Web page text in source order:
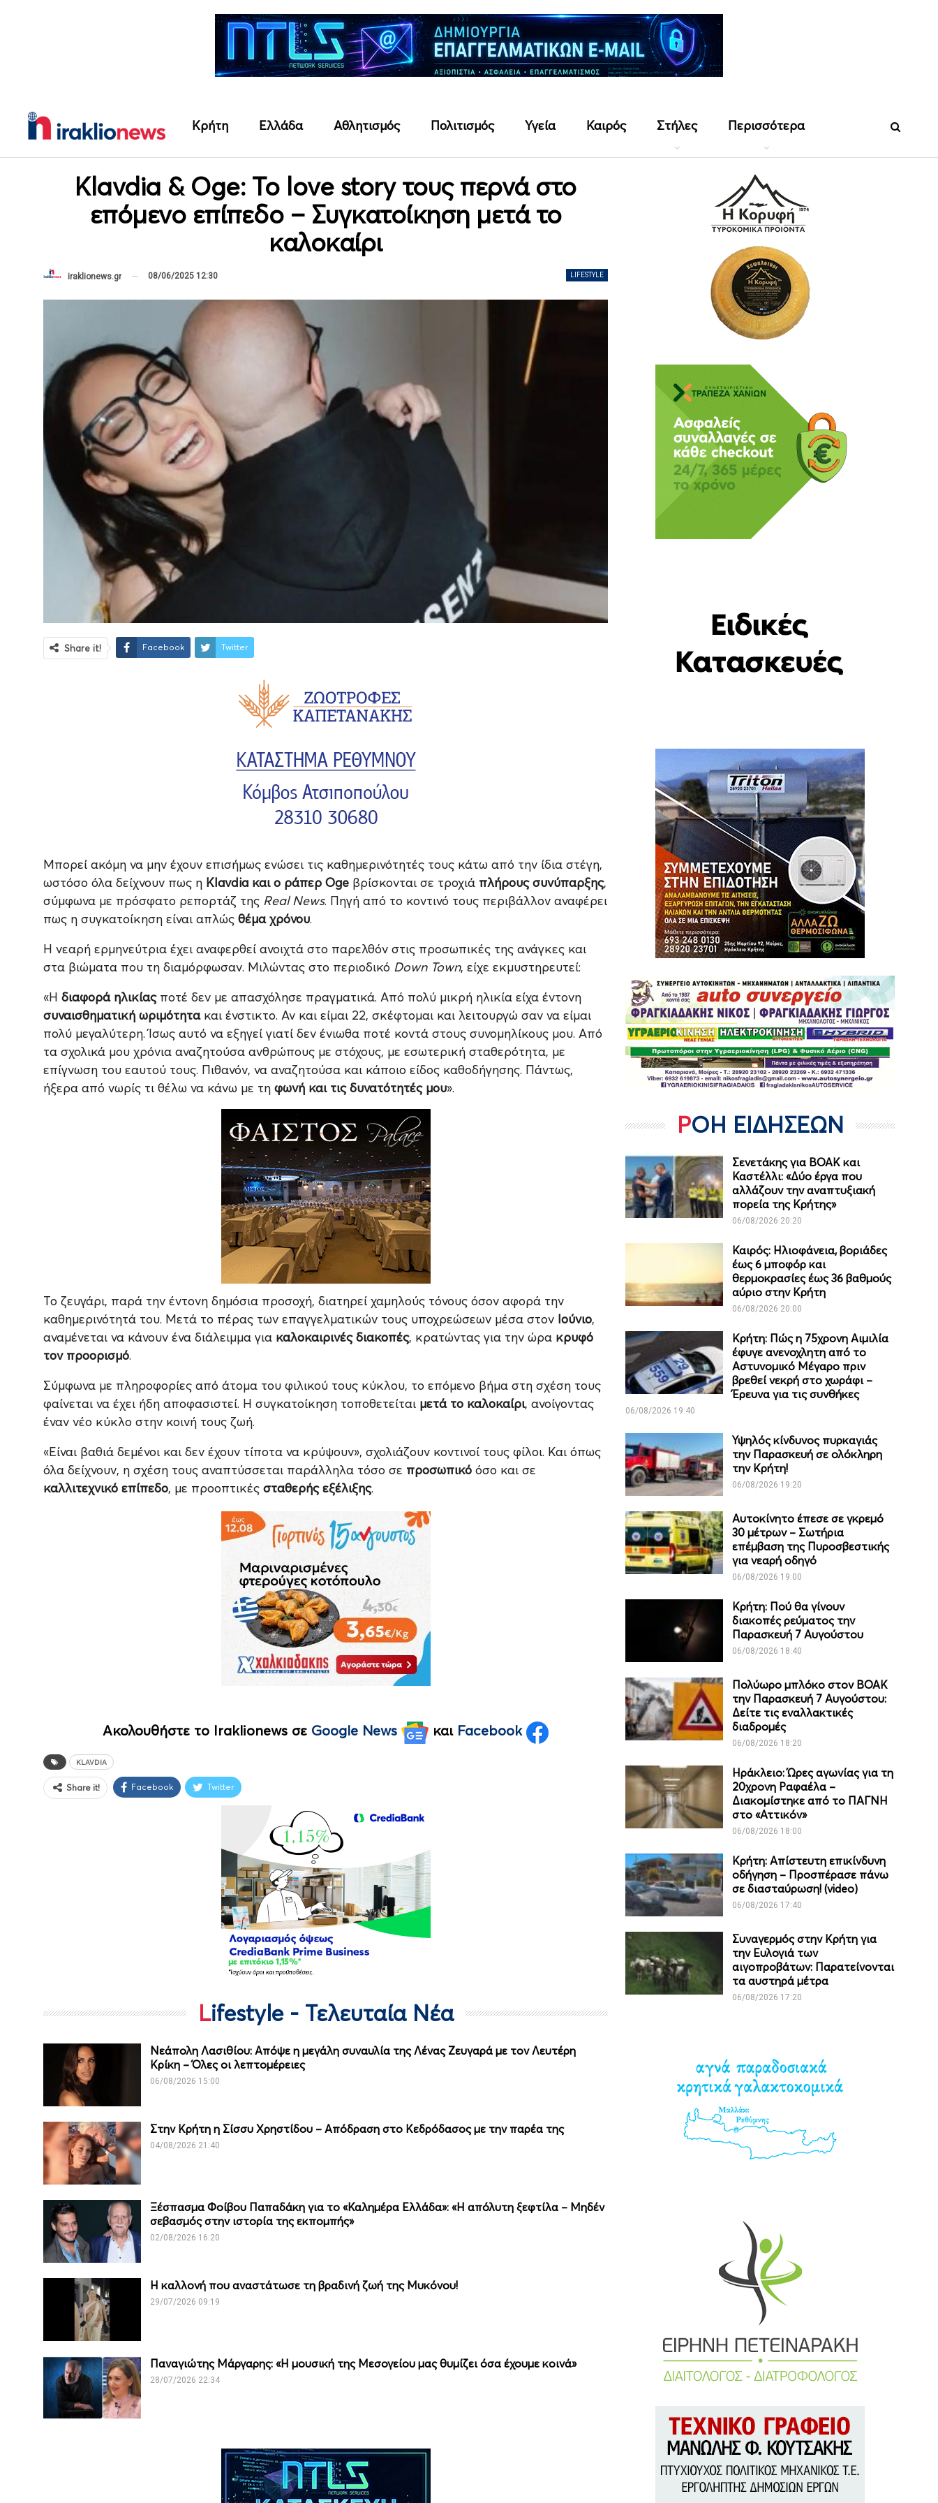
Κρήτη Ελλάδα Αθλητισμός Πολιτισμός Υγεία Καιρός Στήλες Περισσότερα
Klavdia & Oge: Το love story τους περνά στο
επόμενο επίπεδο – Συγκατοίκηση μετά το
καλοκαίρι
LIFESTYLE
iraklionews.gr 08/06/2025 12:30
Share it! Facebook Twitter
Μπορεί ακόμη να μην έχουν επισήμως ενώσει τις καθημερινότητές τους κάτω από την ίδια στέγη,
ωστόσο όλα δείχνουν πως η Klavdia και ο ράπερ Oge βρίσκονται σε τροχιά πλήρους συνύπαρξης,
σύμφωνα με πρόσφατο ρεπορτάζ της Real News. Πηγή από το κοντινό τους περιβάλλον αναφέρει
πως η συγκατοίκηση είναι απλώς θέμα χρόνου.
Η νεαρή ερμηνεύτρια έχει αναφερθεί ανοιχτά στο παρελθόν στις προσωπικές της ανάγκες και
στα βιώματα που τη διαμόρφωσαν. Μιλώντας στο περιοδικό Down Town, είχε εκμυστηρευτεί:
«Η διαφορά ηλικίαςποτέ δεν με απασχόλησε πραγματικά. Από πολύ μικρή ηλικία είχα έντονη
συναισθηματική ωριμότητακαι ένστικτο. Αν και είμαι 22, σκέφτομαι και λειτουργώ σαν να είμαι
πολύ μεγαλύτερη. Ίσως αυτό να εξηγεί γιατί δεν ένιωθα ποτέ κοντά στους συνομηλίκους μου. Από
τα σχολικά μου χρόνια αναζητούσα ανθρώπους με στόχους, με εσωτερική σταθερότητα, με
επίγνωση του εαυτού τους. Πιθανόν, να αναζητούσα και κάποιο είδος καθοδήγησης. Πάντως,
ήξερα από νωρίς τι θέλω να κάνω με τη φωνή και τις δυνατότητές μου».
Το ζευγάρι, παρά την έντονη δημόσια προσοχή, διατηρεί χαμηλούς τόνους όσον αφορά την
καθημερινότητά του. Μετά το πέρας των επαγγελματικών τους υποχρεώσεων μέσα στον Ιούνιο,
αναμένεται να κάνουν ένα διάλειμμα για καλοκαιρινές διακοπές, κρατώντας για την ώρα κρυφό
τον προορισμό.
Σύμφωνα με πληροφορίες από άτομα του φιλικού τους κύκλου, το επόμενο βήμα στη σχέση τους
φαίνεται να έχει ήδη αποφασιστεί. Η συγκατοίκηση τοποθετείται μετά το καλοκαίρι, ανοίγοντας
έναν νέο κύκλο στην κοινή τους ζωή.
«Είναι βαθιά δεμένοι και δεν έχουν τίποτα να κρύψουν», σχολιάζουν κοντινοί τους φίλοι. Και όπως
όλα δείχνουν, η σχέση τους αναπτύσσεται παράλληλα τόσο σε προσωπικό όσο και σε
καλλιτεχνικό επίπεδο, με προοπτικές σταθερής εξέλιξης.
Ακολουθήστε το Iraklionews σε Google News και Facebook
KLAVDIA
Share it! Facebook Twitter
Lifestyle - Τελευταία Νέα
Νεάπολη Λασιθίου: Απόψε η μεγάλη συναυλία της Λένας Ζευγαρά με τον Λευτέρη
Κρίκη – Όλες οι λεπτομέρειες
06/08/2026 15:00
Στην Κρήτη η Σίσσυ Χρηστίδου – Απόδραση στο Κεδρόδασος με την παρέα της
04/08/2026 21:40
Ξέσπασμα Φοίβου Παπαδάκη για το «Καλημέρα Ελλάδα»: «Η απόλυτη ξεφτίλα – Μηδέν
σεβασμός στην ιστορία της εκπομπής»
02/08/2026 16:20
Η καλλονή που αναστάτωσε τη βραδινή ζωή της Μυκόνου!
29/07/2026 09:19
Παναγιώτης Μάργαρης: «Η μουσική της Μεσογείου μας θυμίζει όσα έχουμε κοινά»
28/07/2026 22:34
ΡΟΗ ΕΙΔΗΣΕΩΝ
Σενετάκης για ΒΟΑΚ και
Καστέλλι: «Δύο έργα που
αλλάζουν την αναπτυξιακή
πορεία της Κρήτης»
06/08/2026 20:20
Καιρός: Ηλιοφάνεια, βοριάδες
έως 6 μποφόρ και
θερμοκρασίες έως 36 βαθμούς
αύριο στην Κρήτη
06/08/2026 20:00
Κρήτη: Πώς η 75χρονη Αιμιλία
έφυγε ανενοχλητη από το
Αστυνομικό Μέγαρο πριν
βρεθεί νεκρή στο χωράφι –
Έρευνα για τις συνθήκες
06/08/2026 19:40
Υψηλός κίνδυνος πυρκαγιάς
την Παρασκευή σε ολόκληρη
την Κρήτη!
06/08/2026 19:20
Αυτοκίνητο έπεσε σε γκρεμό
30 μέτρων – Σωτήρια
επέμβαση της Πυροσβεστικής
για νεαρή οδηγό
06/08/2026 19:00
Κρήτη: Πού θα γίνουν
διακοπές ρεύματος την
Παρασκευή 7 Αυγούστου
06/08/2026 18:40
Πολύωρο μπλόκο στον ΒΟΑΚ
την Παρασκευή 7 Αυγούστου:
Δείτε τις εναλλακτικές
διαδρομές
06/08/2026 18:20
Ηράκλειο: Ώρες αγωνίας για τη
20χρονη Ραφαέλα –
Διακομίστηκε από το ΠΑΓΝΗ
στο «Αττικόν»
06/08/2026 18:00
Κρήτη: Απίστευτη επικίνδυνη
οδήγηση – Προσπέρασε πάνω
σε διασταύρωση! (video)
06/08/2026 17:40
Συναγερμός στην Κρήτη για
την Ευλογιά των
αιγοπροβάτων: Παρατείνονται
τα αυστηρά μέτρα
06/08/2026 17:20